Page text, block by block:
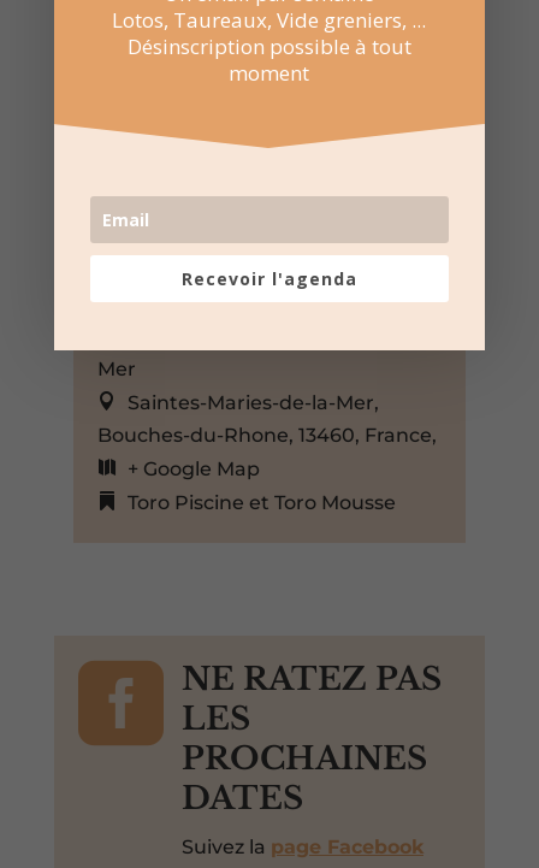
14 Juil 2023
21:30 au 23:30
Mer
Saintes-Maries-de-la-Mer,
Bouches-du-Rhone, 13460, France,
+ Google Map
Toro Piscine et Toro Mousse

NE RATEZ PAS
LES
PROCHAINES
DATES
Suivez la page Facebook
Lotos, Taureaux, Vide greniers, ...
Désinscription possible à tout
moment
Recevoir l'agenda